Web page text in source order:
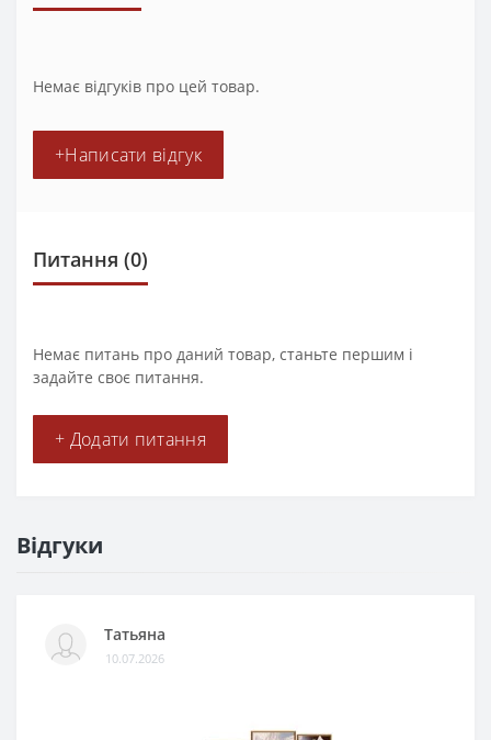
Немає відгуків про цей товар.
+Написати відгук
Питання (0)
Немає питань про даний товар, станьте першим і
задайте своє питання.
+ Додати питання
Відгуки
Татьяна
10.07.2026